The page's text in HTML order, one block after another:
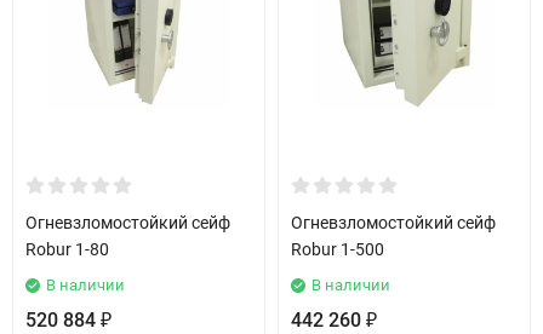
Огневзломостойкий сейф
Robur 1-80
В наличии
520 884 ₽
Огневзломостойкий сейф
Robur 1-500
В наличии
442 260 ₽